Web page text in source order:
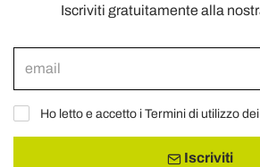
Iscriviti gratuitamente alla
Ho letto e accetto i Termini di utilizzo
Iscriviti